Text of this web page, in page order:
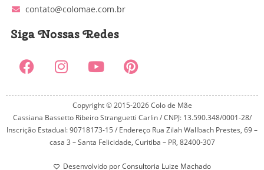
contato@colomae.com.br
Siga Nossas Redes
Copyright © 2015-2026 Colo de Mãe
Cassiana Bassetto Ribeiro Stranguetti Carlin / CNPJ: 13.590.348/0001-28/
Inscrição Estadual: 90718173-15 / Endereço Rua Zilah Wallbach Prestes, 69 –
casa 3 – Santa Felicidade, Curitiba – PR, 82400-307
Desenvolvido por Consultoria Luize Machado